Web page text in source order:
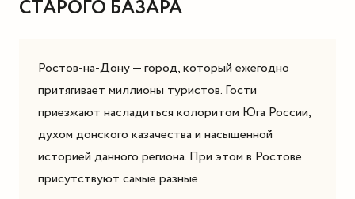
СТАРОГО БАЗАРА
Ростов-на-Дону — город, который ежегодно
притягивает миллионы туристов. Гости
приезжают насладиться колоритом Юга России,
духом донского казачества и насыщенной
историей данного региона. При этом в Ростове
присутствуют самые разные